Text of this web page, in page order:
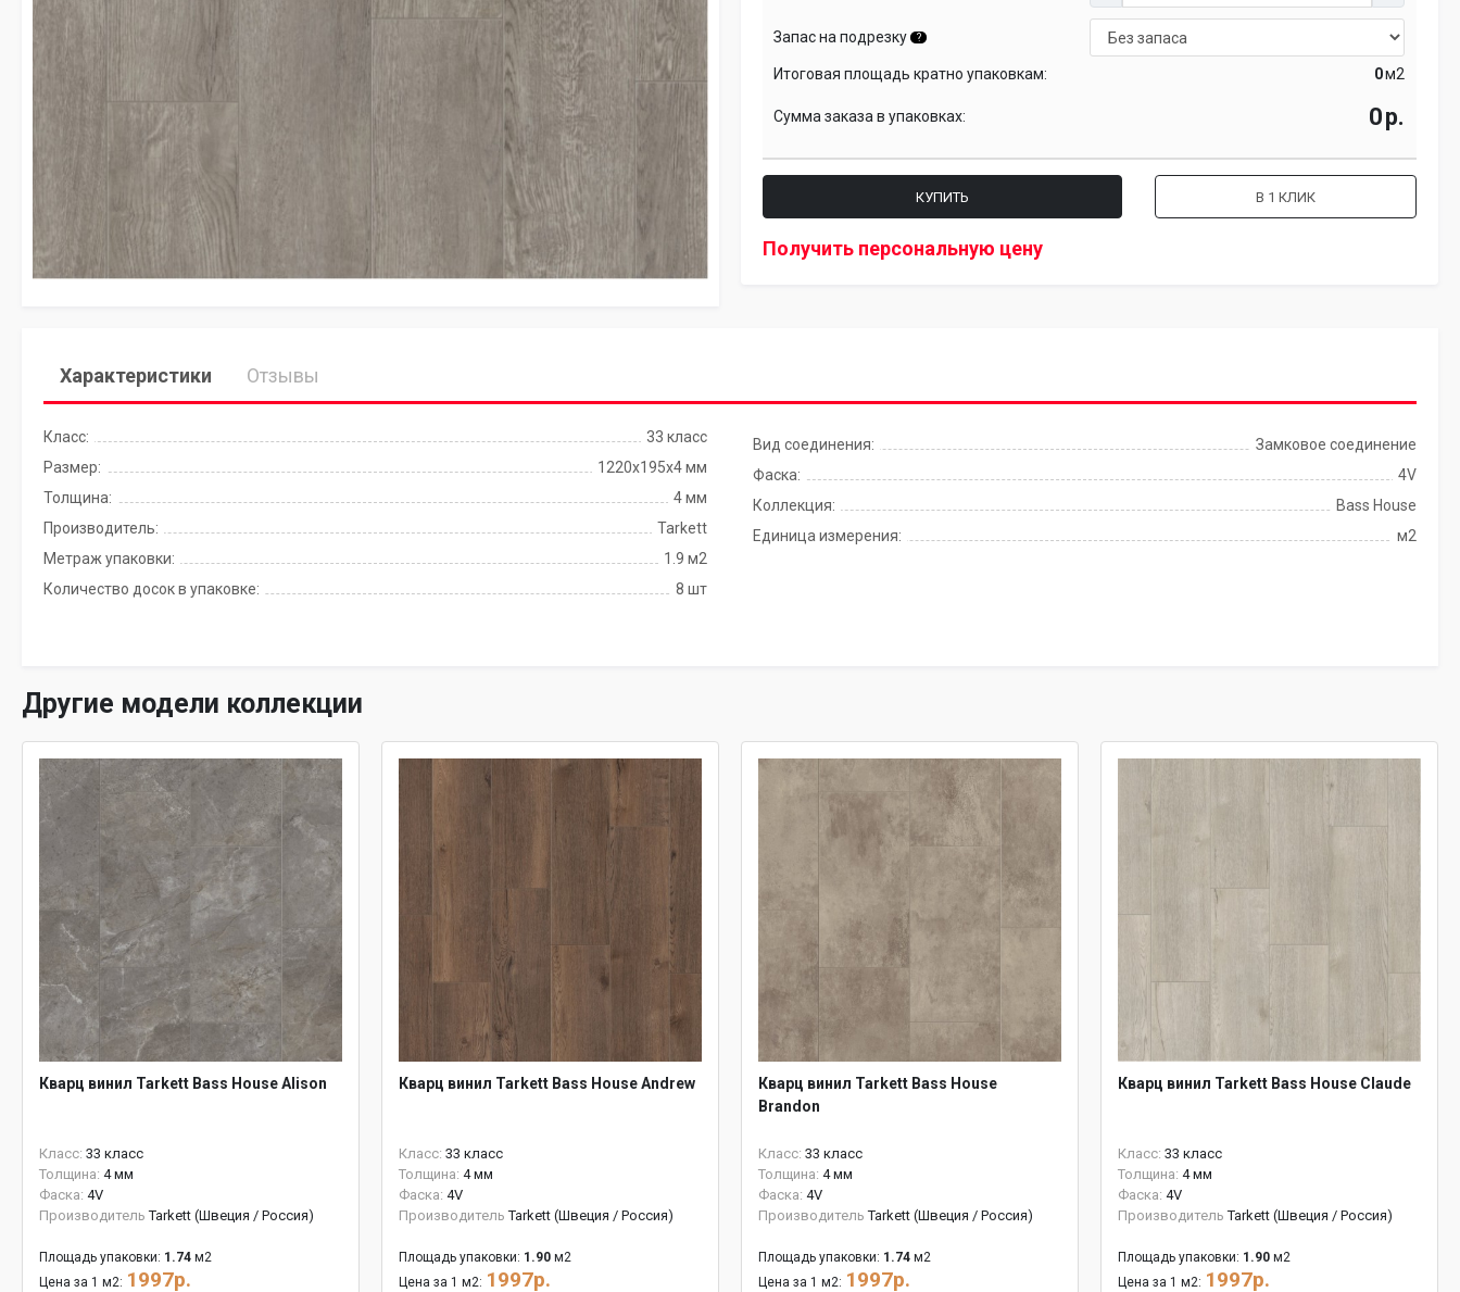
Запас на подрезку ?
Итоговая площадь кратно упаковкам: м2
Сумма заказа в упаковках: р.
КУПИТЬ В 1 КЛИК
Получить персональную цену
Характеристики Отзывы
Класс:
33 класс
Размер:
1220x195x4 мм
Толщина:
4 мм
Производитель:
Tarkett
Метраж упаковки:
1.9 м2
Количество досок в упаковке:
8 шт
Вид соединения:
Замковое соединение
Фаска:
4V
Коллекция:
Bass House
Единица измерения:
м2
Другие модели коллекции
Кварц винил Tarkett Bass House Alison
Класс: 33 класс
Толщина: 4 мм
Фаска: 4V
Производитель Tarkett (Швеция / Россия)
Площадь упаковки: 1.74 м2
Цена за 1 м2: 1997р.
Кварц винил Tarkett Bass House Andrew
Класс: 33 класс
Толщина: 4 мм
Фаска: 4V
Производитель Tarkett (Швеция / Россия)
Площадь упаковки: 1.90 м2
Цена за 1 м2: 1997р.
Кварц винил Tarkett Bass House
Brandon
Класс: 33 класс
Толщина: 4 мм
Фаска: 4V
Производитель Tarkett (Швеция / Россия)
Площадь упаковки: 1.74 м2
Цена за 1 м2: 1997р.
Кварц винил Tarkett Bass House Claude
Класс: 33 класс
Толщина: 4 мм
Фаска: 4V
Производитель Tarkett (Швеция / Россия)
Площадь упаковки: 1.90 м2
Цена за 1 м2: 1997р.